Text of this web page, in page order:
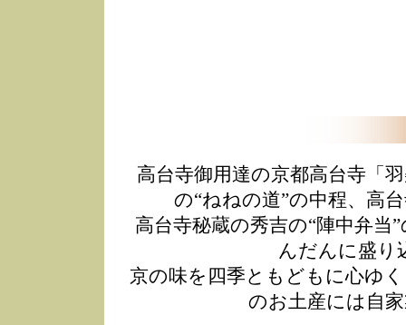
高台寺御用達の京都高台寺「
の“ねねの道”の中程、高
高台寺秘蔵の秀吉の“陣中弁
んだんに盛り
京の味を四季ともどもに心ゆ
のお土産には自